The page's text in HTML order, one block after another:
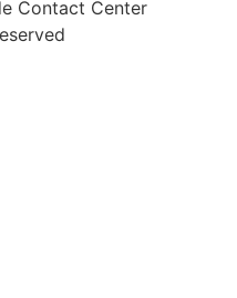
Contact Center